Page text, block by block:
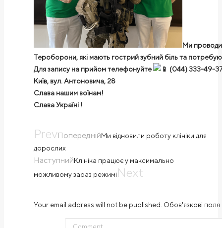
Ми
Тероборони, які мають гострий зубний біль та
Для запису на прийом телефонуйте
(044) 333-49-
Київ, вул. Антоновича, 28
Слава нашим воїнам!
Слава Україні !
PrevПопереднійМи відновили роботу клініки для
дорослих
НаступнийКлініка працює у максимально
можливому зараз режимі Next
Your email address will not be published. Обов'язкові поля